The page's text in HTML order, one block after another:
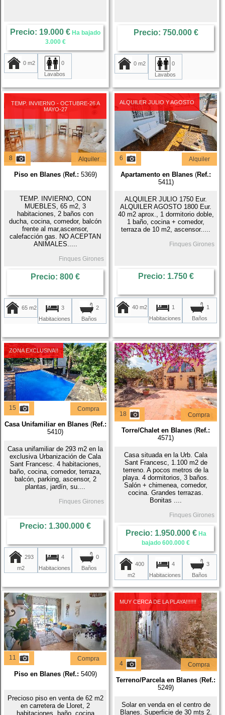
Precio: 19.000 € Ha bajado
3.000 €
0 m2
0
Lavabos
Precio: 750.000 €
0 m2
0
Lavabos
TEMP. INVIERNO - OCTUBRE-26 A
MAYO-27
8 Alquiler
Piso en Blanes(Ref.: 5369)
TEMP. INVIERNO, CON
MUEBLES, 65 m2, 3
habitaciones, 2 baños con
ducha, cocina, comedor, balcón
frente al mar,ascensor,
calefacción gas. NO ACEPTAN
ANIMALES.....
Finques Girones
Precio: 800 €
65 m2
3
Habitaciones
2
Baños
ALQUILER JULIO Y AGOSTO
6 Alquiler
Apartamento en Blanes (Ref.:
5411)
ALQUILER JULIO 1750 Eur.
ALQUILER AGOSTO 1800 Eur.
40 m2 aprox., 1 dormitorio doble,
1 baño, cocina + comedor,
terraza de 10 m2, ascensor.....
Finques Girones
Precio: 1.750 €
40 m2
1
Habitaciones
1
Baños
ZONA EXCLUSIVA!!
15 Compra
Casa Unifamiliar en Blanes(Ref.:
5410)
Casa unifamiliar de 293 m2 en la
exclusiva Urbanización de Cala
Sant Francesc. 4 habitaciones,
baño, cocina, comedor, terraza,
balcón, parking, ascensor, 2
plantas, jardín, su....
Finques Girones
Precio: 1.300.000 €
293
m2
4
Habitaciones
0
Baños
18 Compra
Torre/Chalet en Blanes (Ref.:
4571)
Casa situada en la Urb. Cala
Sant Francesc, 1.100 m2 de
terreno. A pocos metros de la
playa. 4 dormitorios, 3 baños.
Salón + chimenea, comedor,
cocina. Grandes terrazas.
Bonitas ....
Finques Girones
Precio: 1.950.000 €Ha
bajado 600.000 €
400
m2
4
Habitaciones
3
Baños
11 Compra
Piso en Blanes(Ref.: 5409)
Precioso piso en venta de 62 m2
en carretera de Lloret, 2
habitaciones, baño, cocina
MUY CERCA DE LA PLAYA!!!!!!!
4 Compra
Terreno/Parcela en Blanes (Ref.:
5249)
Solar en venda en el centro de
Blanes. Superficie de 30 mts 2.